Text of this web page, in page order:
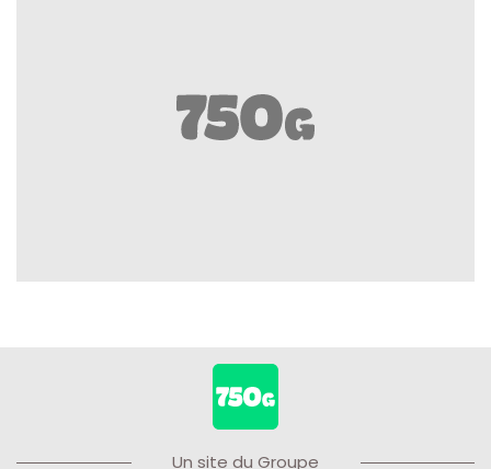
Un site du Groupe